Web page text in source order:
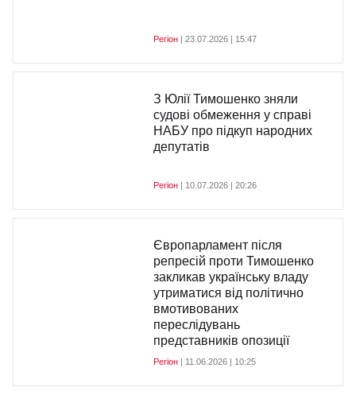
Регіон | 23.07.2026 | 15:47
З Юлії Тимошенко зняли
судові обмеження у справі
НАБУ про підкуп народних
депутатів
Регіон | 10.07.2026 | 20:26
Європарламент після
репресій проти Тимошенко
закликав українську владу
утриматися від політично
вмотивованих
переслідувань
представників опозиції
Регіон | 11.06.2026 | 10:25